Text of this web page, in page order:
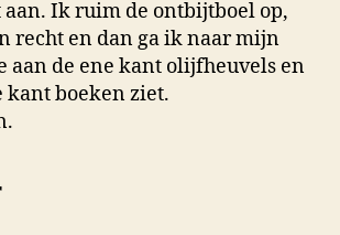
aan. Ik ruim de ontbijtboel op,
recht en dan ga ik naar mijn
aan de ene kant olijfheuvels en
kant boeken ziet.